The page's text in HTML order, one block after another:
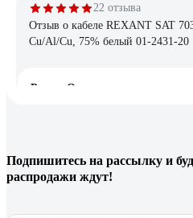
22 отзыва
Отзыв о кабеле REXANT SAT
Cu/Al/Cu, 75% белый 01-2431-20
Роман О.
10 отзывов
Отзыв о кабеле КВК-В-2
Подпишитесь на рассылку и
распродажи ждут!